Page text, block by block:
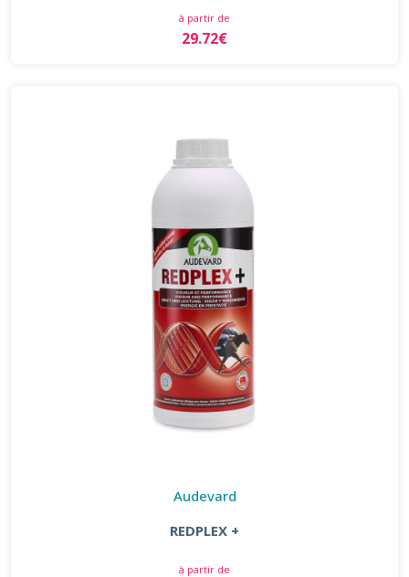
à partir de
29.72€
Audevard
REDPLEX +
à partir de